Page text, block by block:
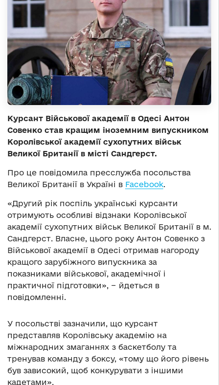
Курсант Військової академії в Одесі Антон
Совенко став кращим іноземним випускником
Королівської академії сухопутних військ
Великої Британії в місті Сандгерст.
Про це повідомила пресслужба посольства
Великої Британії в Україні в Facebook
«Другий рік поспіль українські курсанти
отримують особливі відзнаки Королівської
академії сухопутних військ Великої Британії в м.
Сандгерст. Власне, цього року Антон Совенко з
Військової академії в Одесі отримав нагороду
кращого зарубіжного випускника за
показниками військової, академічної і
практичної підготовки», − йдеться в
повідомленні.
У посольстві зазначили, що курсант
представляв Королівську академію на
міжнародних змаганнях з баскетболу та
тренував команду з боксу, «тому що його рівень
був зависокий, щоб конкурувати з іншими
кадетами».